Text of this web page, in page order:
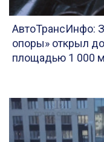
АвтоТрансИнфо:
опоры» открыл
площадью 1 000